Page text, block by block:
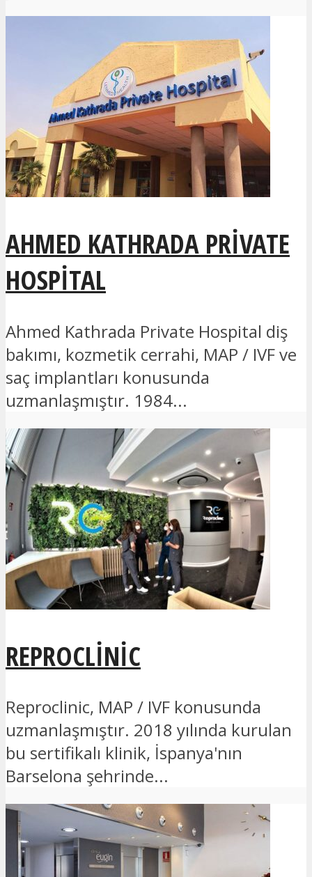
AHMED KATHRADA PRIVATE
HOSPITAL
Ahmed Kathrada Private Hospital diş
bakımı, kozmetik cerrahi, MAP / IVF ve
saç implantları konusunda
uzmanlaşmıştır. 1984...
REPROCLINIC
Reproclinic, MAP / IVF konusunda
uzmanlaşmıştır. 2018 yılında kurulan
bu sertifikalı klinik, İspanya'nın
Barselona şehrinde...